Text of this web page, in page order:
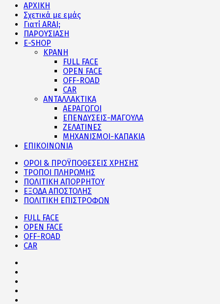
ΑΡΧΙΚΗ
Σχετικά με εμάς
Γιατί ARAI;
ΠΑΡΟΥΣΙΑΣΗ
E-SHOP
ΚΡΑΝΗ
FULL FACE
OPEN FACE
OFF-ROAD
CAR
ΑΝΤΑΛΛΑΚΤΙΚΑ
ΑΕΡΑΓΩΓΟΙ
ΕΠΕΝΔΥΣΕΙΣ-ΜΑΓΟΥΛΑ
ΖΕΛΑΤΙΝΕΣ
ΜΗΧΑΝΙΣΜΟΙ-ΚΑΠΑΚΙΑ
ΕΠΙΚΟΙΝΩΝΙΑ
ΟΡΟΙ & ΠΡΟΫΠΟΘΕΣΕΙΣ ΧΡΗΣΗΣ
ΤΡΟΠΟΙ ΠΛΗΡΩΜΗΣ
ΠΟΛΙΤΙΚΗ ΑΠΟΡΡΗΤΟΥ
ΕΞΟΔΑ ΑΠΟΣΤΟΛΗΣ
ΠΟΛΙΤΙΚΗ ΕΠΙΣΤΡΟΦΩΝ
FULL FACE
OPEN FACE
OFF-ROAD
CAR